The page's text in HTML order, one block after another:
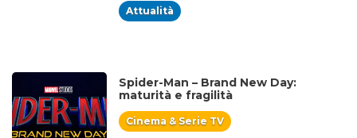
Attualità
Spider-Man – Brand New Day:
maturità e fragilità
Cinema & Serie TV